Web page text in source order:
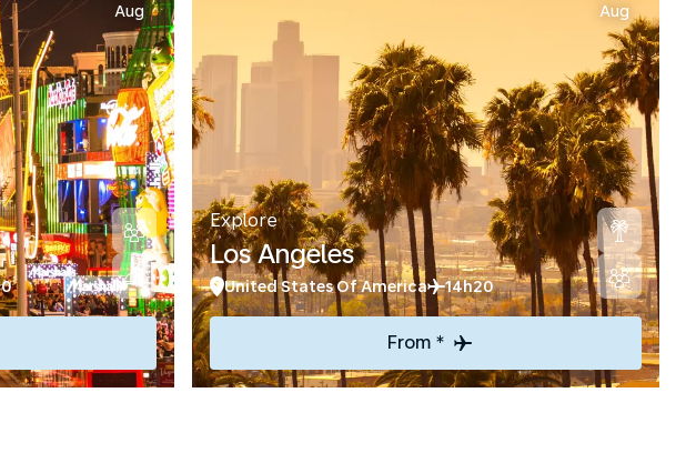
Aug Aug
Explore
Los Angeles
United States Of America 14h20
From *